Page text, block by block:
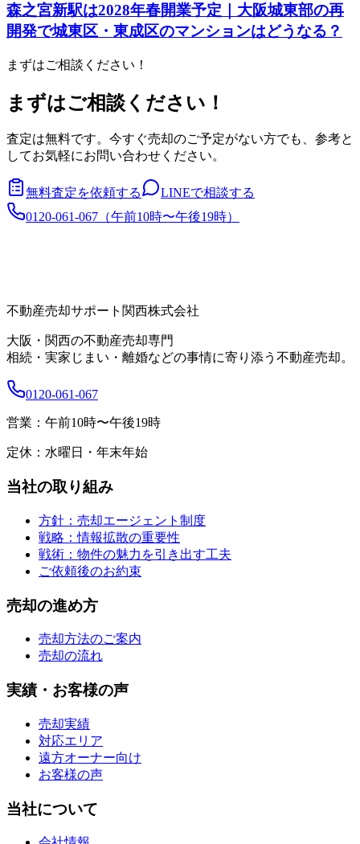
森之宮新駅は2028年春開業予定｜大阪城東部の再
開発で城東区・東成区のマンションはどうなる？
まずはご相談ください！
まずはご相談ください！
査定は無料です。今すぐ売却のご予定がない方でも、参考と
してお気軽にお問い合わせください。
無料査定を依頼する
LINEで相談する
0120-061-067 （午前10時〜午後19時）
不動産売却サポート関西株式会社
大阪・関西の不動産売却専門
相続・実家じまい・離婚などの事情に寄り添う不動産売却。
0120-061-067
営業： 午前10時〜午後19時
定休： 水曜日・年末年始
当社の取り組み
方針：売却エージェント制度
戦略：情報拡散の重要性
戦術：物件の魅力を引き出す工夫
ご依頼後のお約束
売却の進め方
売却方法のご案内
売却の流れ
実績・お客様の声
売却実績
対応エリア
遠方オーナー向け
お客様の声
当社について